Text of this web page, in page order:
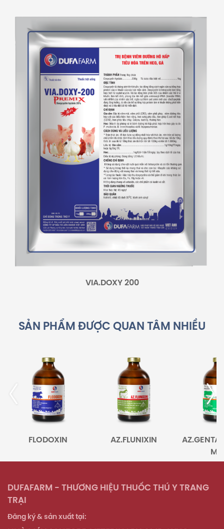
VIA.DOXY 200
SẢN PHẨM ĐƯỢC QUAN TÂM NHIỀU
FLODOXIN AZ.FLUNIXIN
AZ.GENTA-
MAX
DUFAFARM - THƯƠNG HIỆU THUỐC THÚ Y TRANG
TRẠI
Đăng ký & sản xuất tại: